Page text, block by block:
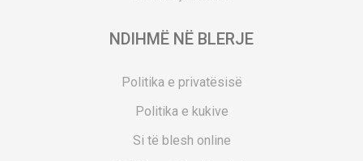
NDIHMË NË BLERJE
Politika e privatësisë
Politika e kukive
Si të blesh online